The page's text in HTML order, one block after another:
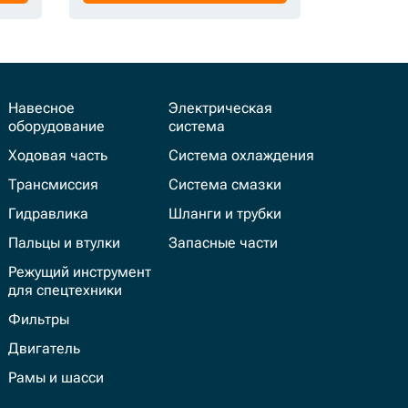
Навесное
оборудование
Ходовая часть
Трансмиссия
Гидравлика
Пальцы и втулки
Режущий инструмент
для спецтехники
Фильтры
Двигатель
Рамы и шасси
Электрическая
система
Система охлаждения
Система смазки
Шланги и трубки
Запасные части